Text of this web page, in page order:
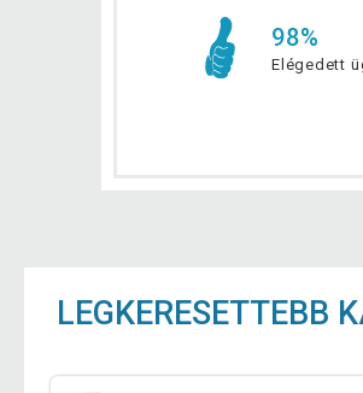
98%
Elégedett
LEGKERESETTEBB